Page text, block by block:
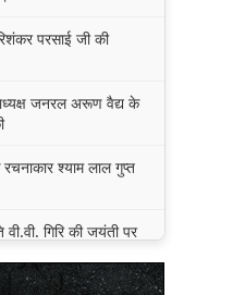
परसाई जी की
जनरल अरूण वैद्य के
श्याम लाल गुप्त
वी.वी. गिरि की जयंती पर